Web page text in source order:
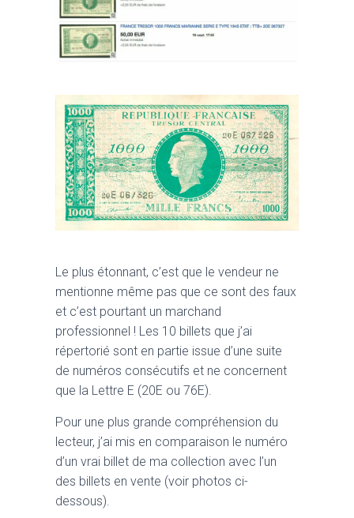
Le plus étonnant, c’est que le vendeur ne
mentionne même pas que ce sont des faux
et c’est pourtant un marchand
professionnel ! Les 10 billets que j’ai
répertorié sont en partie issue d’une suite
de numéros consécutifs et ne concernent
que la Lettre E (20E ou 76E).
Pour une plus grande compréhension du
lecteur, j’ai mis en comparaison le numéro
d’un vrai billet de ma collection avec l’un
des billets en vente (voir photos ci-
dessous).